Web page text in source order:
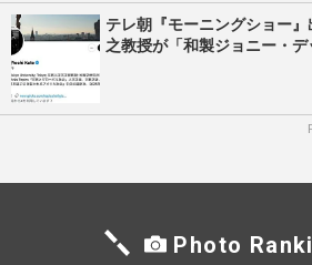
テレ朝『モーニングショー
之教授が「和製ジョニー・デ
Photo